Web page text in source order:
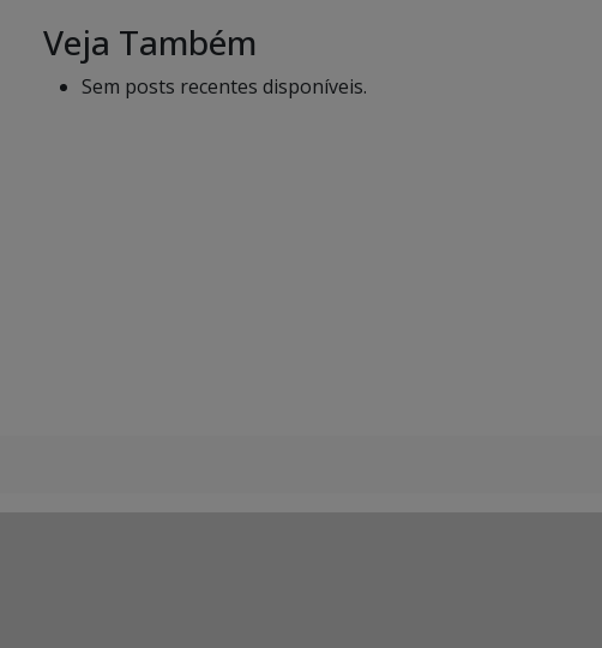
Veja Também
Sem posts recentes disponíveis.